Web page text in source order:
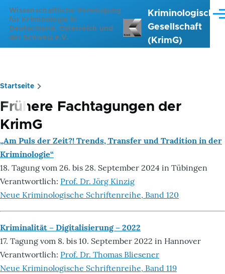
Direkt zum Inhalt
Wissenschaftliche Vereinigung
für Kriminologie in
Deutschland, Österreich und
der Schweiz e.V.
Kriminologische
Gesellschaft
(KrimG)
Pfadnavigation
Startseite
Frühere Fachtagungen der
KrimG
„Am Puls der Zeit?! Trends, Transfer und Tradition in der
Kriminologie“
18. Tagung vom 26. bis 28. September 2024 in Tübingen
Verantwortlich: Prof. Dr. Jörg Kinzig
Neue Kriminologische Schriftenreihe, Band 120
Kriminalität – Digitalisierung – 2022
17. Tagung vom 8. bis 10. September 2022 in Hannover
Verantwortlich: Prof. Dr. Thomas Bliesener
Neue Kriminologische Schriftenreihe, Band 119